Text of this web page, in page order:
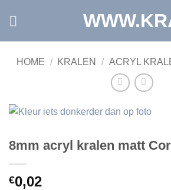
HOME / KRALEN / ACRYL
8mm acryl kralen matt
€0,02